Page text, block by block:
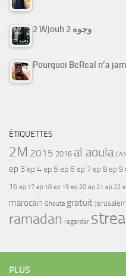
2 Wjouh 2 وجوه
Pourquoi BeReal n’a
ÉTIQUETTES
2M 2015 2016 al aoula CAN
ep 3ep 4ep 5 ep 6 ep 7 ep 8 ep 9
16 ep 17 ep 18 ep 19 ep 20 ep 21 ep 22
marocain Ghouta gratuit Jerusalem
ramadan regarder
PLUS